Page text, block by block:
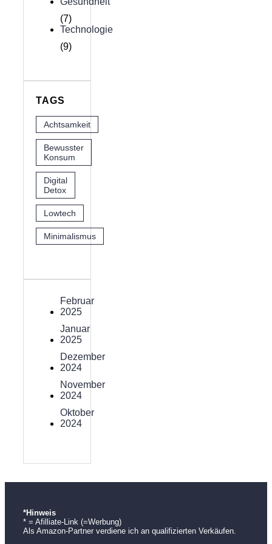
(7)
Technologie
(9)
TAGS
Achtsamkeit
Bewusster
Konsum
Digital
Detox
Lowtech
Minimalismus
Februar
2025
Januar
2025
Dezember
2024
November
2024
Oktober
2024
*Hinweis
* = Afilliate-Link (=Werbung)
Als Amazon-Partner verdiene ich an qualifizierten Verkäufen.